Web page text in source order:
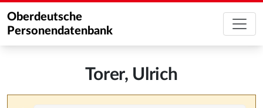
Oberdeutsche
Personendatenbank
Torer, Ulrich